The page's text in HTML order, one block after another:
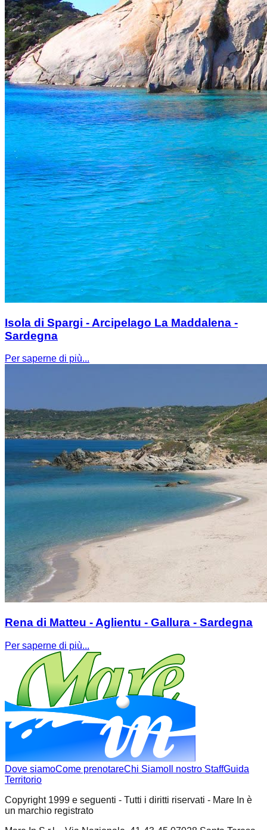
Isola di Spargi - Arcipelago La Maddalena -
Sardegna
Per saperne di più...
Rena di Matteu - Aglientu - Gallura - Sardegna
Per saperne di più...
Dove siamoCome prenotareChi Siamo Il nostro StaffGuida
Territorio
Copyright 1999 e seguenti - Tutti i diritti riservati - Mare In è
un marchio registrato